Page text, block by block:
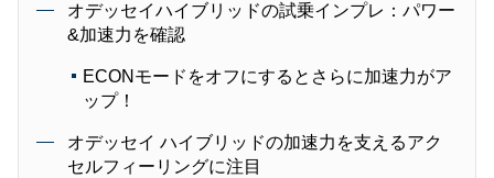
オデッセイハイブリッドの試乗インプレ：パワー
&加速力を確認
ECONモードをオフにするとさらに加速力がア
ップ！
オデッセイ ハイブリッドの加速力を支えるアク
セルフィーリングに注目